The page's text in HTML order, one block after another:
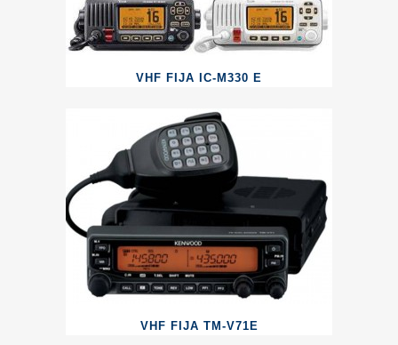
VHF FIJA IC-M330 E
VHF FIJA TM-V71E